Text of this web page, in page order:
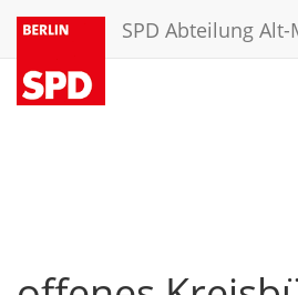
SPD Abteilung Alt-